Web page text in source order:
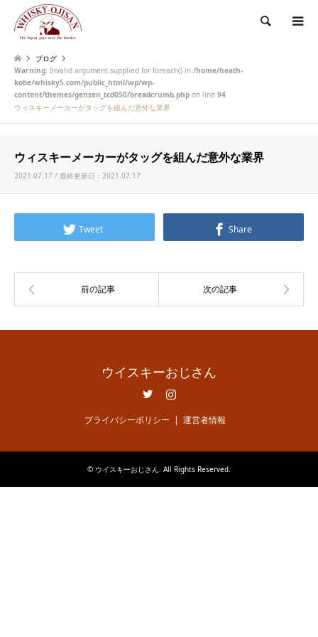
検索
ブログ
Warning: Invalid argument supplied for foreach() in /home/heath-
kobe/whisky5.com/public_html/wp/wp-
content/themes/gensen_tcd050/breadcrumb.php on line 94
ウィスキーメーカーがタッグを組んだ意外な業界
ウィスキーメーカーがタッグを組んだ意外な業界
2021.07.17 / 最終更新日：2021.07.17
Tweet Share
ウイスキーおじさん
プライバシーポリシー 運営者情報
© ウイスキーおじさん. All Rights Reserved.